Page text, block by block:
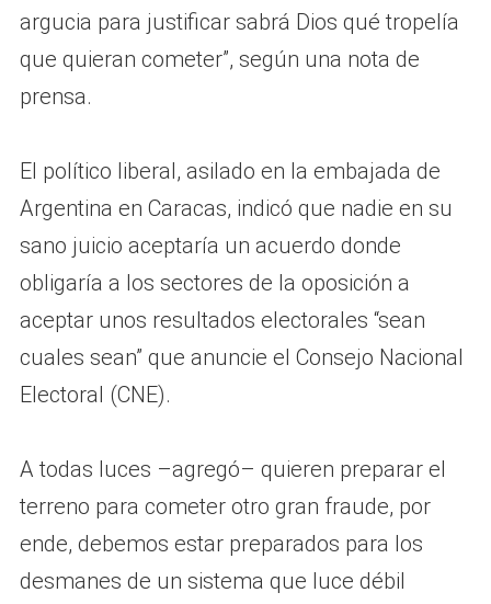
argucia para justificar sabrá Dios qué tropelía
que quieran cometer”, según una nota de
prensa.
El político liberal, asilado en la embajada de
Argentina en Caracas, indicó que nadie en su
sano juicio aceptaría un acuerdo donde
obligaría a los sectores de la oposición a
aceptar unos resultados electorales “sean
cuales sean” que anuncie el Consejo Nacional
Electoral (CNE).
A todas luces –agregó– quieren preparar el
terreno para cometer otro gran fraude, por
ende, debemos estar preparados para los
desmanes de un sistema que luce débil